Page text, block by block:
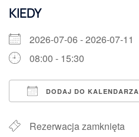
KIEDY
2026-07-06 - 2026-07-11
08:00 - 15:30
DODAJ DO KALENDARZA
Rezerwacja zamknięta